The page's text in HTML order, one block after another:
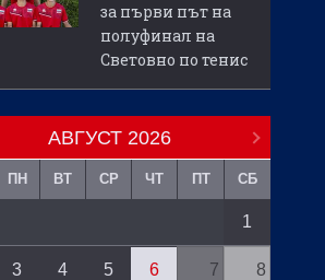
за първи път на
полуфинал на
Световно по тенис
АВГУСТ 2026
ПН ВТ СР ЧТ ПТ СБ
1
3 4 5 6 7 8